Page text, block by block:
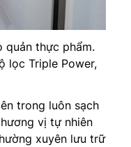
quản thực phẩm.
lọc Triple Power,
trong luôn sạch
vị tự nhiên
xuyên lưu trữ